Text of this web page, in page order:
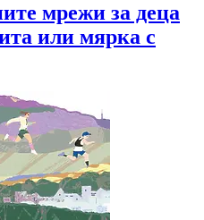
мрежи за деца
или мярка с